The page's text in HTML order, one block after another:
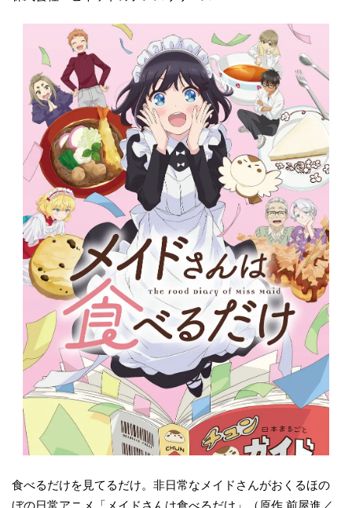
食べるだけを見てるだけ。非日常なメイドさんがおくるほの
ぼの日常アニメ「メイドさんは食べるだけ」（原作 前屋進／